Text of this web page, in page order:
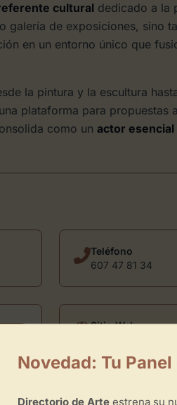
cultural dedicado a la
galería de exposiciones, sino
en un entorno único que
la pintura y la escultura
plataforma para propuestas
como un actor esencial
Teléfono
607 47 81 34
mail
Sitio Web
Novedad: Tu
Directorio de Arteestrena su